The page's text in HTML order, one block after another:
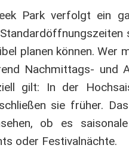
Park verfolgt ein
planen können.
Nachmittags- und
gilt: In der
sie früher.
ob es
oder Festivalnächte.